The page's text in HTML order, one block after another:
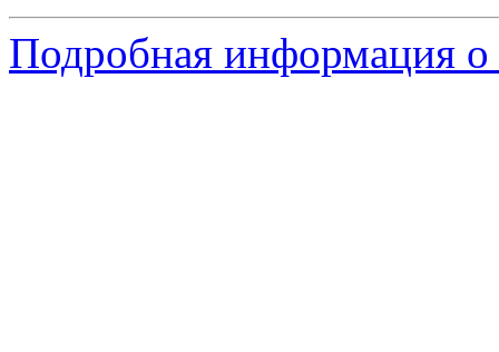
Подробная информация